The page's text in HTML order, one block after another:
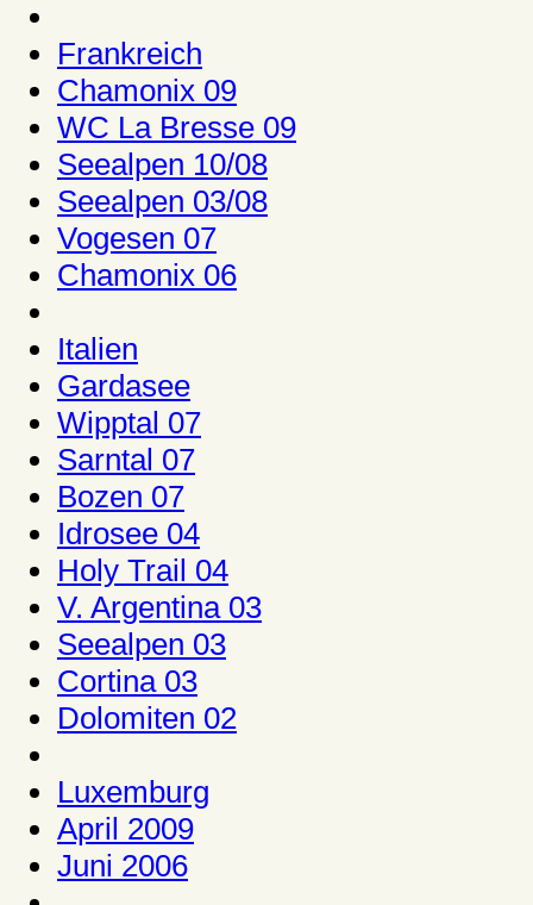
Frankreich
Chamonix 09
WC La Bresse 09
Seealpen 10/08
Seealpen 03/08
Vogesen 07
Chamonix 06
Italien
Gardasee
Wipptal 07
Sarntal 07
Bozen 07
Idrosee 04
Holy Trail 04
V. Argentina 03
Seealpen 03
Cortina 03
Dolomiten 02
Luxemburg
April 2009
Juni 2006